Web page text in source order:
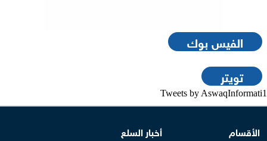
الفيس بوك
تويتر
Tweets by AswaqInformati1
الأقسام
أخبار السلع